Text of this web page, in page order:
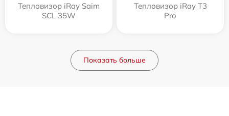
Тепловизор iRay Saim
SCL 35W
Тепловизор iRay T3
Pro
Показать больше